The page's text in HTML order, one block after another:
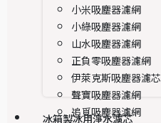
小米吸塵器濾網
小綠吸塵器濾網
山水吸塵器濾網
正負零吸塵器濾網
伊萊克斯吸塵器濾芯
聲寶吸塵器濾網
追覓吸塵器濾網
冰箱製冰用淨水濾芯